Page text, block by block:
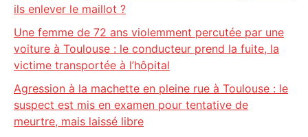
ils enlever le maillot ?
Une femme de 72 ans violemment percutée par une
voiture à Toulouse : le conducteur prend la fuite, la
victime transportée à l’hôpital
Agression à la machette en pleine rue à Toulouse : le
suspect est mis en examen pour tentative de
meurtre, mais laissé libre